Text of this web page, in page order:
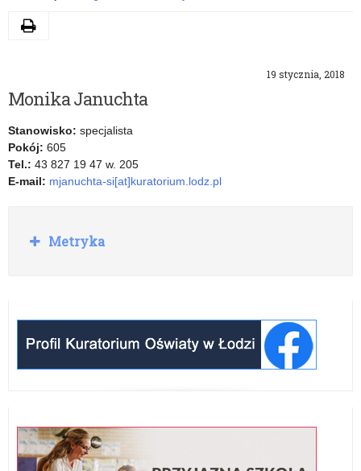
19 stycznia, 2018
Monika Januchta
Stanowisko: specjalista
Pokój: 605
Tel.: 43 827 19 47 w. 205
E-mail: mjanuchta-si[at]kuratorium.lodz.pl
Drukuj
Rozwiń
Metryka